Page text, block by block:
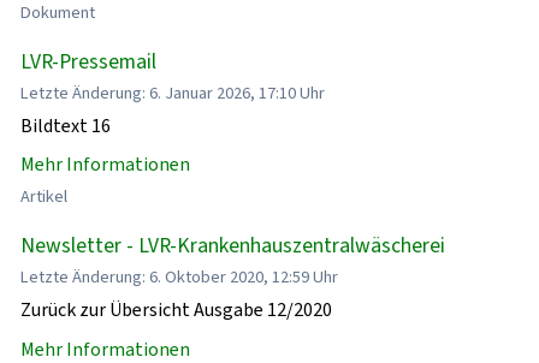
Dokument
LVR-Pressemail
Letzte Änderung: 6. Januar 2026, 17:10 Uhr
Bildtext 16
Mehr Informationen
Artikel
Newsletter - LVR-Krankenhauszentralwäscherei
Letzte Änderung: 6. Oktober 2020, 12:59 Uhr
Zurück zur Übersicht Ausgabe 12/2020
Mehr Informationen